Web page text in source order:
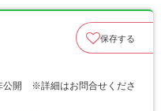
保存する
公開 ※詳細はお問合せくださ